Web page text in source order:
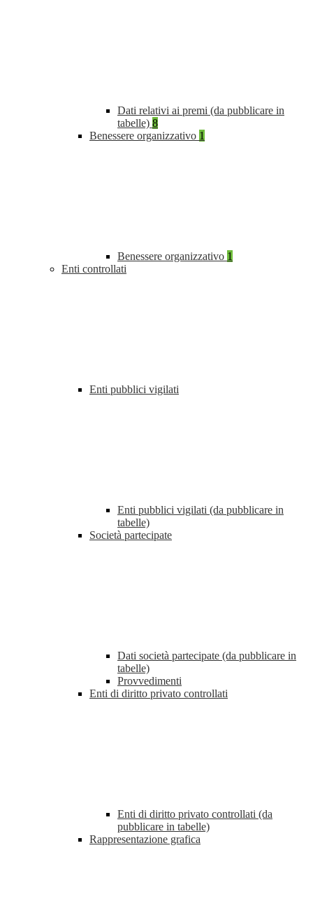
Dati relativi ai premi (da pubblicare in
tabelle) 8
Benessere organizzativo 1
Benessere organizzativo 1
Enti controllati
Enti pubblici vigilati
Enti pubblici vigilati (da pubblicare in
tabelle)
Società partecipate
Dati società partecipate (da pubblicare in
tabelle)
Provvedimenti
Enti di diritto privato controllati
Enti di diritto privato controllati (da
pubblicare in tabelle)
Rappresentazione grafica